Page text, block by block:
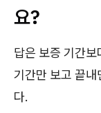
요?
답은 보증 기간
기간만 보고 끝내
다.